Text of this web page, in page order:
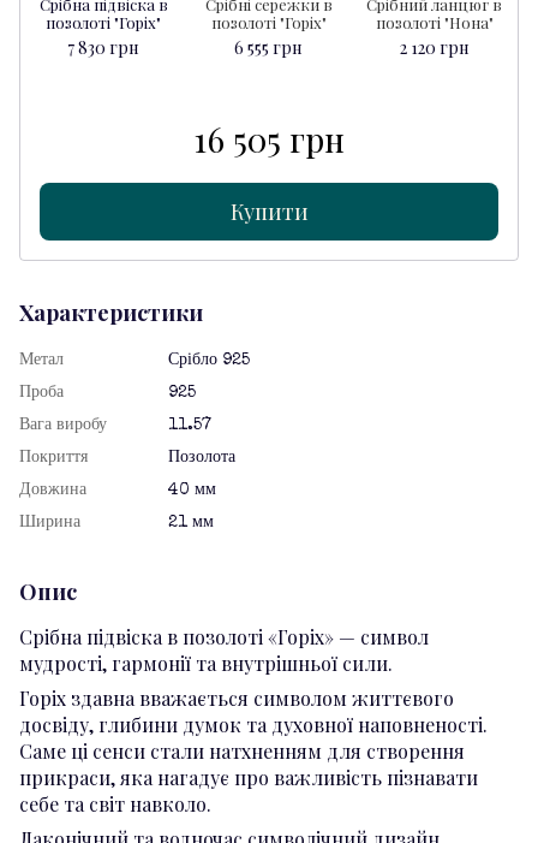
позолоті "Горіх"
7 830 грн
позолоті "Горіх"
6 555 грн
позолоті "Нона"
2 120 грн
16 505 грн
Купити
Характеристики
Метал
Срібло 925
Проба
925
Вага виробу
11.57
Покриття
Позолота
Довжина
40 мм
Ширина
21 мм
Опис
Срібна підвіска в позолоті «Горіх» — символ
мудрості, гармонії та внутрішньої сили.
Горіх здавна вважається символом життєвого
досвіду, глибини думок та духовної наповненості.
Саме ці сенси стали натхненням для створення
прикраси, яка нагадує про важливість пізнавати
себе та світ навколо.